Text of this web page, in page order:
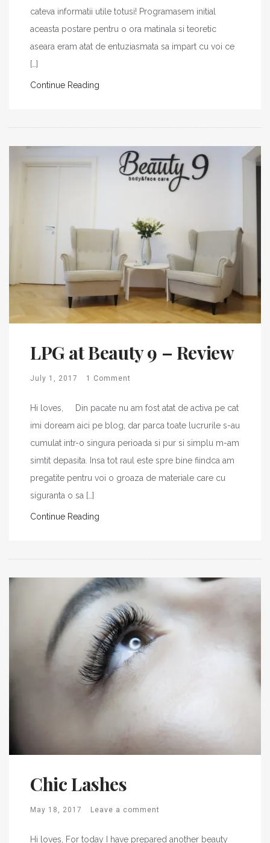
cateva informatii utile totusi! Programasem initial
aceasta postare pentru o ora matinala si teoretic
aseara eram atat de entuziasmata sa impart cu voi ce
[…]
Continue Reading
LPG at Beauty 9 – Review
July 1, 2017 1 Comment
Hi loves, Din pacate nu am fost atat de activa pe cat
imi doream aici pe blog, dar parca toate lucrurile s-au
cumulat intr-o singura perioada si pur si simplu m-am
simtit depasita. Insa tot raul este spre bine fiindca am
pregatite pentru voi o groaza de materiale care cu
siguranta o sa […]
Continue Reading
Chic Lashes
May 18, 2017 Leave a comment
Hi loves, For today I have prepared another beauty